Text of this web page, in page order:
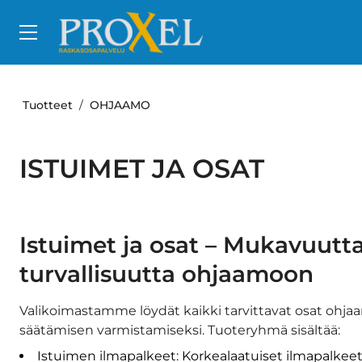
Tuotteet OHJAAMO
ISTUIMET JA OSAT
Istuimet ja osat –
turvallisuutta ohjaamoon
Valikoimastamme löydät kaikki tarvittavat osat
säätämisen varmistamiseksi. Tuoteryhmä sisältää:
Istuimen ilmapalkeet: Korkealaatuiset